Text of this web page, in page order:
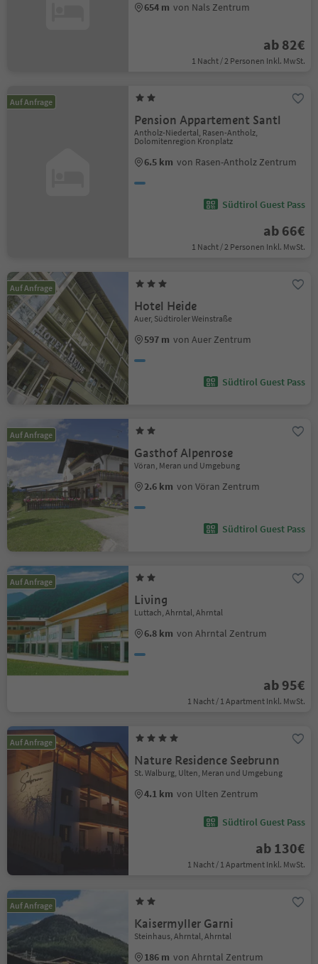
654 m von Nals Zentrum
ab 82€
1 Nacht / 2 Personen Inkl. MwSt.
Auf Anfrage
Pension Appartement Santl
Antholz-Niedertal, Rasen-Antholz,
Dolomitenregion Kronplatz
6.5 km von Rasen-Antholz Zentrum
Südtirol Guest Pass
ab 66€
1 Nacht / 2 Personen Inkl. MwSt.
Auf Anfrage
Hotel Heide
Auer, Südtiroler Weinstraße
597 m von Auer Zentrum
Südtirol Guest Pass
Auf Anfrage
Gasthof Alpenrose
Vöran, Meran und Umgebung
2.6 km von Vöran Zentrum
Südtirol Guest Pass
Auf Anfrage
Living
Luttach, Ahrntal, Ahrntal
6.8 km von Ahrntal Zentrum
ab 95€
1 Nacht / 1 Apartment Inkl. MwSt.
Auf Anfrage
Nature Residence Seebrunn
St. Walburg, Ulten, Meran und Umgebung
4.1 km von Ulten Zentrum
Südtirol Guest Pass
ab 130€
1 Nacht / 1 Apartment Inkl. MwSt.
Auf Anfrage
Kaisermyller Garni
Steinhaus, Ahrntal, Ahrntal
186 m von Ahrntal Zentrum